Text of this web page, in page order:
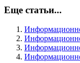
Еще статьи...